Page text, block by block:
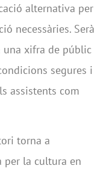
alternativa per
necessàries. Serà
una xifra de públic
segures i
assistents com
torna a
per la cultura en